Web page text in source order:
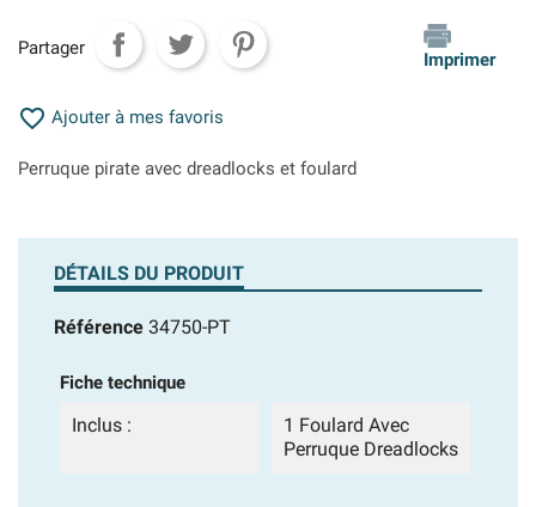
Partager
Imprimer
 Ajouter à mes favoris
Perruque pirate avec dreadlocks et foulard
DÉTAILS DU PRODUIT
Référence 34750-PT
Fiche technique
Inclus :
1 Foulard Avec
Perruque Dreadlocks